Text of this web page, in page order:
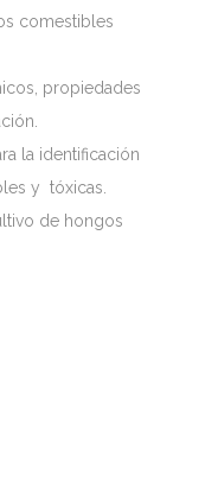
comestibles
propiedades
la identificación
y tóxicas.
de hongos